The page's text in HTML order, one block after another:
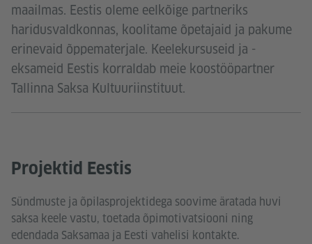
maailmas. Eestis oleme eelkõige partneriks
haridusvaldkonnas, koolitame õpetajaid ja pakume
erinevaid õppematerjale. Keelekursuseid ja -
eksameid Eestis korraldab meie koostööpartner
Tallinna Saksa Kultuuriinstituut.
Projektid Eestis
Sündmuste ja õpilasprojektidega soovime äratada huvi
saksa keele vastu, toetada õpimotivatsiooni ning
edendada Saksamaa ja Eesti vahelisi kontakte.